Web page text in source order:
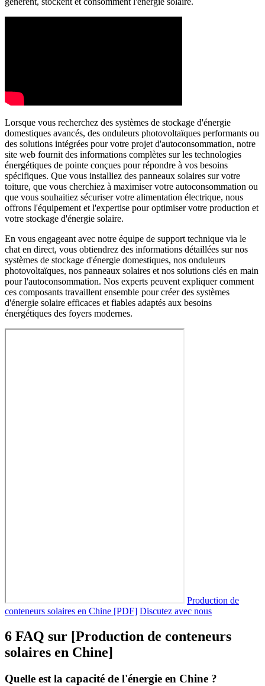
Lorsque vous recherchez des systèmes de stockage d'énergie
domestiques avancés, des onduleurs photovoltaïques performants ou
des solutions intégrées pour votre projet d'autoconsommation, notre
site web fournit des informations complètes sur les technologies
énergétiques de pointe conçues pour répondre à vos besoins
spécifiques. Que vous installiez des panneaux solaires sur votre
toiture, que vous cherchiez à maximiser votre autoconsommation ou
que vous souhaitiez sécuriser votre alimentation électrique, nous
offrons l'équipement et l'expertise pour optimiser votre production et
votre stockage d'énergie solaire.
En vous engageant avec notre équipe de support technique via le
chat en direct, vous obtiendrez des informations détaillées sur nos
systèmes de stockage d'énergie domestiques, nos onduleurs
photovoltaïques, nos panneaux solaires et nos solutions clés en main
pour l'autoconsommation. Nos experts peuvent expliquer comment
ces composants travaillent ensemble pour créer des systèmes
d'énergie solaire efficaces et fiables adaptés aux besoins
énergétiques des foyers modernes.
Production de
conteneurs solaires en Chine [PDF] Discutez avec nous
6 FAQ sur [Production de conteneurs
solaires en Chine]
Quelle est la capacité de l'énergie en Chine ?